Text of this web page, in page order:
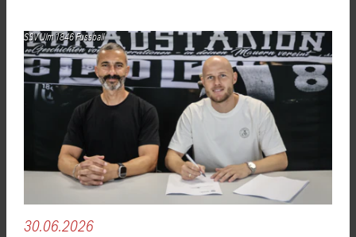
SSV Ulm 1846 Fussball
30.06.2026